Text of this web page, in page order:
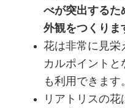
べが突出するた
外観をつくりま
花は非常に見栄
カルポイントと
も利用できます
リアトリスの